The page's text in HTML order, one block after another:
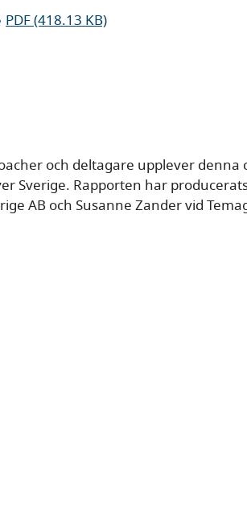
PDF (418.13 KB)
och deltagare upplever denna
Sverige. Rapporten har
AB och Susanne Zander vid